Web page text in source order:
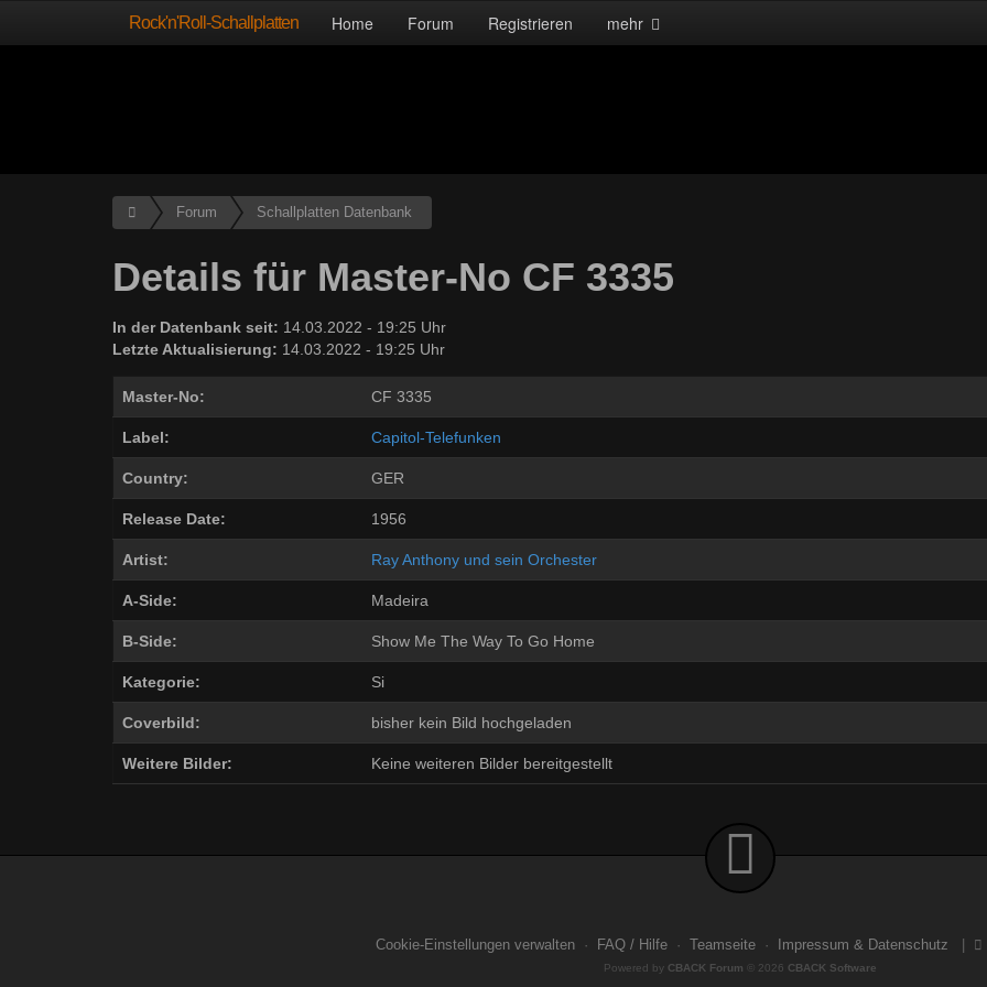
Rock'n'Roll-Schallplatten Home Forum Registrieren mehr
Forum Schallplatten Datenbank
Details für Master-No CF 3335
In der Datenbank seit: 14.03.2022 - 19:25 Uhr
Letzte Aktualisierung: 14.03.2022 - 19:25 Uhr
Master-No: CF 3335
Label: Capitol-Telefunken
Country: GER
Release Date: 1956
Artist: Ray Anthony und sein Orchester
A-Side: Madeira
B-Side: Show Me The Way To Go Home
Kategorie: Si
Coverbild: bisher kein Bild hochgeladen
Weitere Bilder: Keine weiteren Bilder bereitgestellt
Cookie-Einstellungen verwalten· FAQ / Hilfe· Teamseite· Impressum & Datenschutz
Powered by CBACK Forum © 2026 CBACK Software